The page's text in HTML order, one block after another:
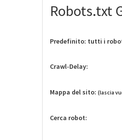
Robots.txt
Predefinito: tutti i
Crawl-Delay:
Mappa del sito: (lascia
Cerca robot: